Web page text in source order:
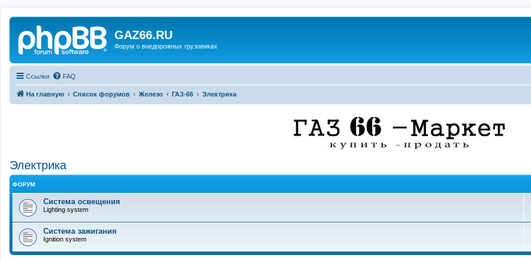
GAZ66.RU
Форум о внедорожных грузовиках
Ссылки FAQ
На главную Список форумов Железо ГАЗ-66 Электрика
Электрика
ФОРУМ
Система освещения
Lighting system
Система зажигания
Ignition system